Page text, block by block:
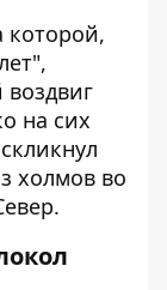
которой,
на сих
холмов во